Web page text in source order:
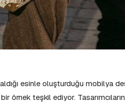
esinle oluşturduğu mobilya
örnek teşkil ediyor.